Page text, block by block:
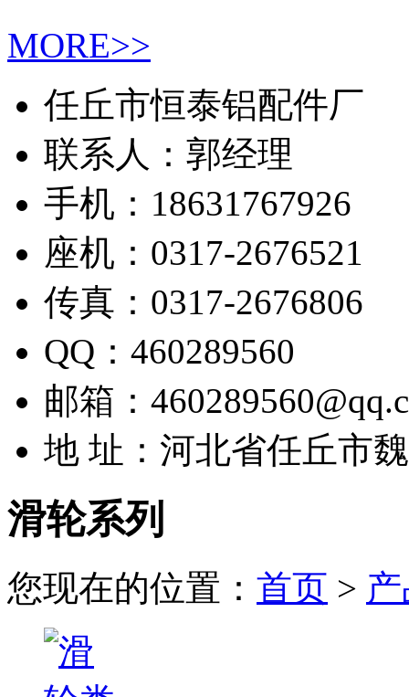
MORE>>
任丘市恒泰铝配件厂
联系人：郭经理
手机：18631767926
座机：0317-2676521
传真：0317-2676806
QQ：460289560
邮箱：
地 址：河北省任丘市
滑轮系列
您现在的位置： 首页 >